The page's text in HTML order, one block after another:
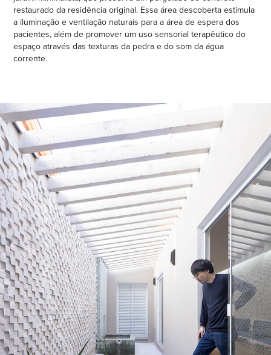
restaurado da residência original. Essa área descoberta estimula
a iluminação e ventilação naturais para a área de espera dos
pacientes, além de promover um uso sensorial terapêutico do
espaço através das texturas da pedra e do som da água
corrente.